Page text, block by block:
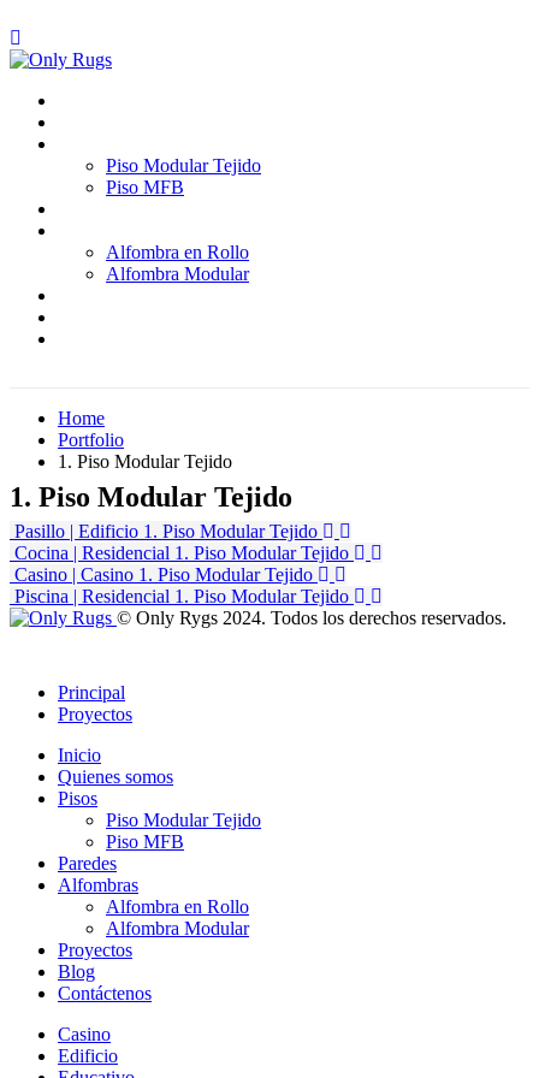
Piso Modular Tejido
Piso MFB
Alfombra en Rollo
Alfombra Modular
Home
Portfolio
1. Piso Modular Tejido
1. Piso Modular Tejido
Pasillo | Edificio 1. Piso Modular Tejido
Cocina | Residencial 1. Piso Modular Tejido
Casino | Casino 1. Piso Modular Tejido
Piscina | Residencial 1. Piso Modular Tejido
© Only Rygs 2024. Todos los derechos reservados.
Principal
Proyectos
Inicio
Quienes somos
Pisos
Piso Modular Tejido
Piso MFB
Paredes
Alfombras
Alfombra en Rollo
Alfombra Modular
Proyectos
Blog
Contáctenos
Casino
Edificio